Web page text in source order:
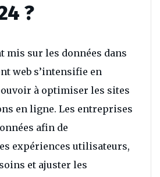
?
mis sur les données dans
web s’intensifie en
à optimiser les sites
en ligne. Les entreprises
afin de
expériences utilisateurs,
et ajuster les